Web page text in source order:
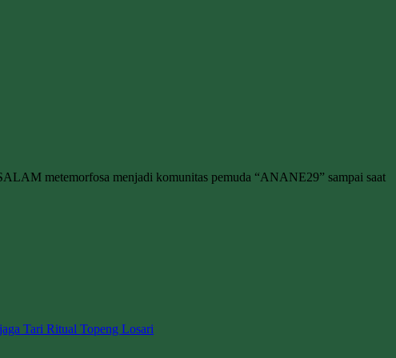
metemorfosa menjadi komunitas pemuda “ANANE29” sampai saat
Tari Ritual Topeng Losari